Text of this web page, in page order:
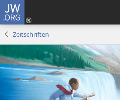
JW.ORG
Zeitschriften